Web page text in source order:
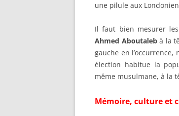
une pilule aux
Il faut bien mesurer les
Ahmed Aboutalebà la
gauche en
élection habitue la
même musulmane, à la
Mémoire, culture et